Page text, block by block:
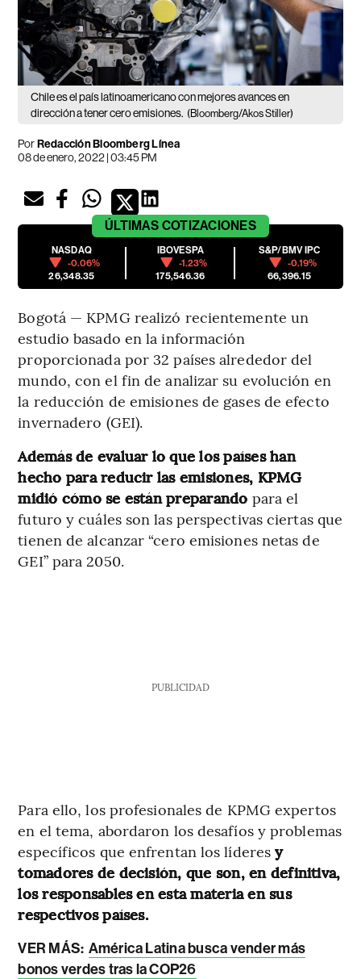
Chile es el país latinoamericano con mejores avances en
dirección a tener cero emisiones. (Bloomberg/Akos Stiller)
PorRedacción Bloomberg Línea
08 de enero, 2022 | 03:45 PM
ÚLTIMAS COTIZACIONES
NASDAQ
-0.06%
26,348.35
IBOVESPA
-1.23%
175,546.36
S&P/BMV IPC
-0.19%
66,396.15
Bogotá — KPMG realizó recientemente un
estudio basado en la información
proporcionada por 32 países alrededor del
mundo, con el fin de analizar su evolución en
la reducción de emisiones de gases de efecto
invernadero (GEI).
Además de evaluar lo que los países han
hecho para reducir las emisiones, KPMG
midió cómo se están preparando para el
futuro y cuáles son las perspectivas ciertas que
tienen de alcanzar “cero emisiones netas de
GEI” para 2050.
PUBLICIDAD
Para ello, los profesionales de KPMG expertos
en el tema, abordaron los desafíos y problemas
específicos que enfrentan los líderesy
tomadores de decisión, que son, en definitiva,
los responsables en esta materia en sus
respectivos países.
VER MÁS: América Latina busca vender más
bonos verdes tras la COP26